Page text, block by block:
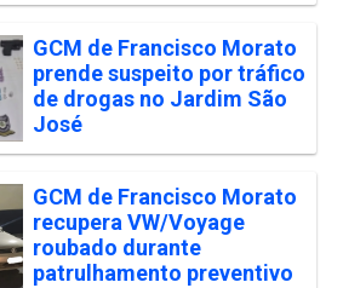
GCM de Francisco Morato
prende suspeito por tráfico
de drogas no Jardim São
José
GCM de Francisco Morato
recupera VW/Voyage
roubado durante
patrulhamento preventivo